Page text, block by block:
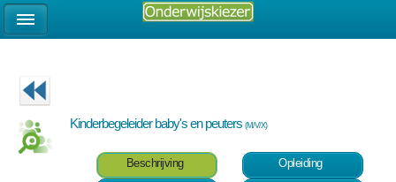
Kinderbegeleider baby's en peuters(M/V/X)
Beschrijving
Opleiding